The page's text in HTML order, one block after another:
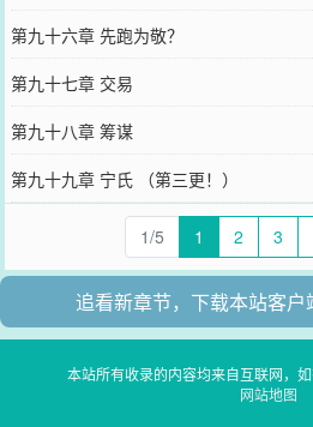
第九十六章 先跑为敬？
第九十七章 交易
第九十八章 筹谋
第九十九章 宁氏 （第三更！）
1/5 1 2 3
追看新章节，下载本站客户
本站所有收录的内容均来自互联网，如
网站地图